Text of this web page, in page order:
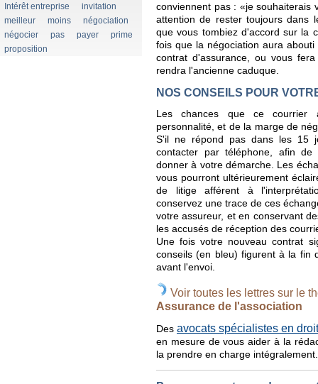
Intérêt entreprise
invitation
meilleur
moins
négociation
négocier
pas payer
prime
proposition
conviennent pas : «je souhaiterais
attention de rester toujours dans
que vous tombiez d'accord sur la
fois que la négociation aura
contrat d'assurance, ou vous
rendra l'ancienne caduque.
NOS CONSEILS POUR
Les chances que ce
personnalité, et de la marge de
S'il ne répond pas dans les 15
contacter par téléphone, afin
donner à votre démarche. Les
vous pourront ultérieurement
de litige afférent à
conservez une trace de ces
votre assureur, et en conservant
les accusés de réception des
Une fois votre nouveau contrat
conseils (en bleu) figurent à la fin
avant l'envoi.
Voir toutes les lettres sur le
Assurance de l'association
Des avocats spécialistes en
en mesure de vous aider à la
la prendre en charge intégralement.